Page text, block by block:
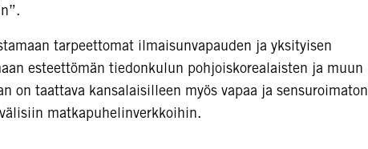
tarpeettomat ilmaisunvapauden ja yksityisen
esteettömän tiedonkulun pohjoiskorealaisten ja muun
on taattava kansalaisilleen myös vapaa ja sensuroimaton
matkapuhelinverkkoihin.